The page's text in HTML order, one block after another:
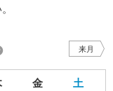
来月
金 土